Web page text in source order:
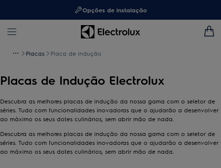
Opções de instalação
Placas Placa de indução
Placas de Indução Electrolux
Descubra as melhores placas de indução da nossa gama com o seletor de
séries. Tudo com funcionalidades inovadoras que o ajudarão a desenvolver
ao máximo os seus dotes culinários, sem abrir mão de nada.
Descubra as melhores placas de indução da nossa gama com o seletor de
séries. Tudo com funcionalidades inovadoras que o ajudarão a desenvolver
ao máximo os seus dotes culinários, sem abrir mão de nada.